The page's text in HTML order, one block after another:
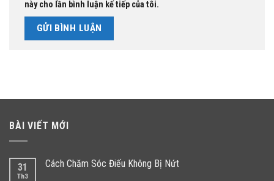
này cho lần bình luận kế tiếp của tôi.
BÀI VIẾT MỚI
31
Th3
Cách Chăm Sóc Điếu Không Bị Nứt